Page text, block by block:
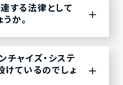
する法律として
か。
ャイズ・システ
けているのでしょ